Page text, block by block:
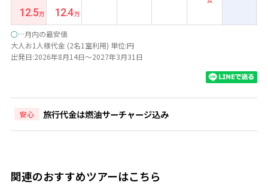
12.5 12.4
○…月内の最安値
大人お1人様代金 (2名1室利用) 単位:円
出発日:2026年8月14日～2027年3月31日
安心 旅行代金は燃油サーチャージ込み
関連のおすすめツアーはこちら